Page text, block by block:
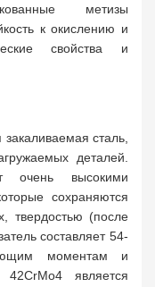
метизы
к окислению и
свойства и
сталь,
деталей.
очень высокими
сохраняются
твердостью (после
составляет 54-
моментам и
является